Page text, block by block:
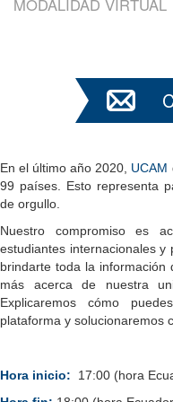
En el último año 2020, UCAM
99 países. Esto representa
de orgullo.
Nuestro compromiso es
estudiantes internacionales
brindarte toda la
más acerca de nuestra
Explicaremos cómo
plataforma y solucionaremos
Hora inicio:
17:00 (hora